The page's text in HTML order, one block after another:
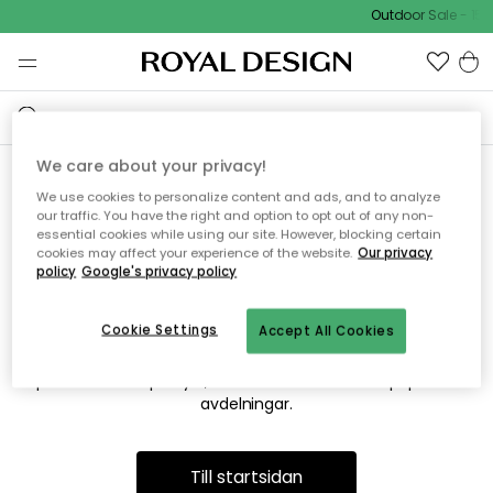
Outdoor Sale -
Vi hittar tyvärr inte sidan du
söker
Detta kan bero på att sidan inte längre finns eller att den har
flyttats. Vi ber om ursäkt för besväret. I menyn ovan kan du
prova att söka på nytt, eller besöka en av våra populära
avdelningar.
Till startsidan
We care about your privacy!
We use cookies to personalize content and ads, and to analyze
our traffic. You have the right and option to opt out of any non-
essential cookies while using our site. However, blocking certain
cookies may affect your experience of the website. Our privacy
policy Google's privacy policy
Accept All Cookies
Cookie Settings